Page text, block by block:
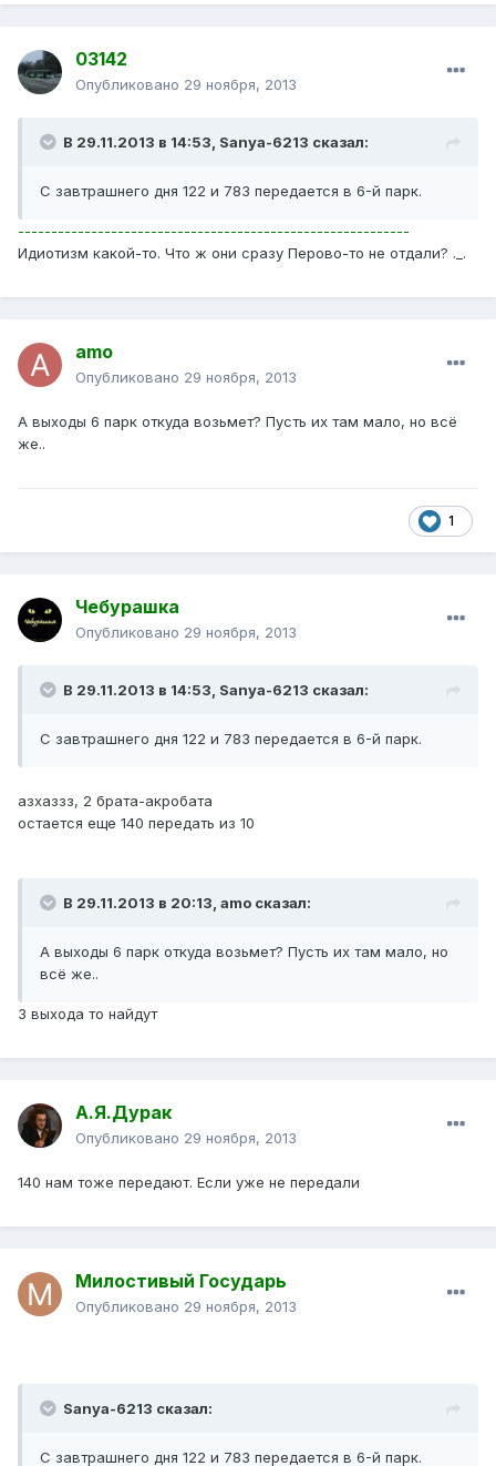
03142
Опубликовано 29 ноября, 2013
В 29.11.2013 в 14:53, Sanya-6213 сказал:
С завтрашнего дня 122 и 783 передается в 6-й парк.
-----------------------------------------------------------
Идиотизм какой-то. Что ж они сразу Перово-то не отдали? ._.
amo
Опубликовано 29 ноября, 2013
А выходы 6 парк откуда возьмет? Пусть их там мало, но всё
же..
1
Чебурашка
Опубликовано 29 ноября, 2013
В 29.11.2013 в 14:53, Sanya-6213 сказал:
С завтрашнего дня 122 и 783 передается в 6-й парк.
азхаззз, 2 брата-акробата
остается еще 140 передать из 10
В 29.11.2013 в 20:13, amo сказал:
А выходы 6 парк откуда возьмет? Пусть их там мало, но
всё же..
3 выхода то найдут
А.Я.Дурак
Опубликовано 29 ноября, 2013
140 нам тоже передают. Если уже не передали
Милостивый Государь
Опубликовано 29 ноября, 2013
Sanya-6213 сказал:
С завтрашнего дня 122 и 783 передается в 6-й парк.